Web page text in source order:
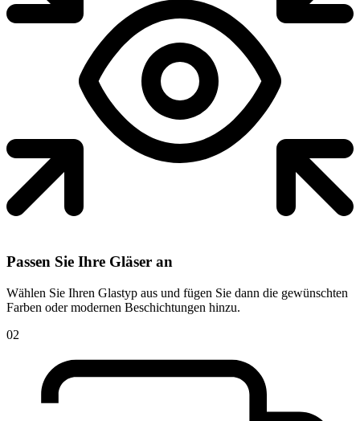
Passen Sie Ihre Gläser an
Wählen Sie Ihren Glastyp aus und fügen Sie dann die gewünschten
Farben oder modernen Beschichtungen hinzu.
02